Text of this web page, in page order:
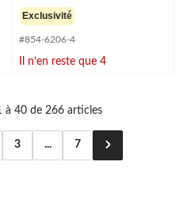
Exclusivité
#854-6206-4
Il n’en reste que 4
à 40 de 266 articles
3 ... 7